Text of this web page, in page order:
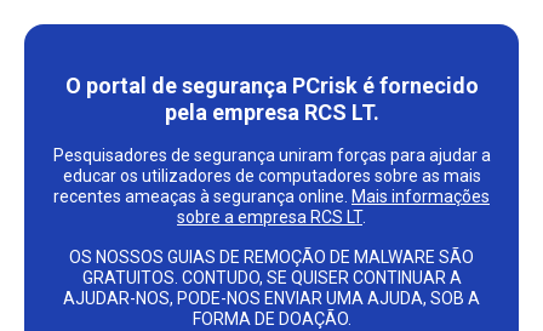
O portal de segurança PCrisk é fornecido
pela empresa RCS LT.
Pesquisadores de segurança uniram forças para ajudar a
educar os utilizadores de computadores sobre as mais
recentes ameaças à segurança online. Mais informações
sobre a empresa RCS LT.
OS NOSSOS GUIAS DE REMOÇÃO DE MALWARE SÃO
GRATUITOS. CONTUDO, SE QUISER CONTINUAR A
AJUDAR-NOS, PODE-NOS ENVIAR UMA AJUDA, SOB A
FORMA DE DOAÇÃO.